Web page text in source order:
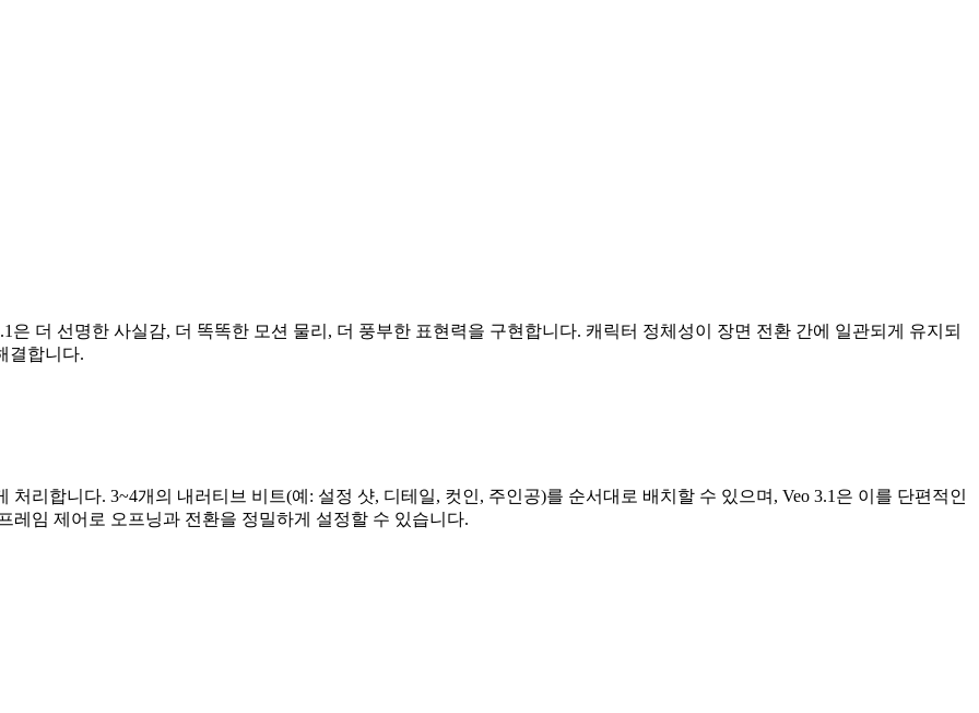
은 더 선명한 사실감, 더 똑똑한 모션 물리, 더 풍부한 표현력을 구현합니다. 캐릭터 정체성이 장면 전환 간에 일관되게 유지되
결합니다.
리합니다. 3~4개의 내러티브 비트(예: 설정 샷, 디테일, 컷인, 주인공)를 순서대로 배치할 수 있으며, Veo 3.1은 이를 단편적인
레임 제어로 오프닝과 전환을 정밀하게 설정할 수 있습니다.